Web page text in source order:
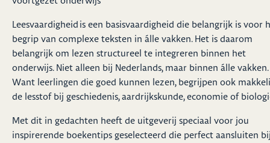
Leesvaardigheid is een basisvaardigheid die belangrijk is voor
begrip van complexe teksten in álle vakken. Het is daarom
belangrijk om lezen structureel te integreren binnen het
onderwijs. Niet alleen bij Nederlands, maar binnen álle vakken.
Want leerlingen die goed kunnen lezen, begrijpen ook
de lesstof bij geschiedenis, aardrijkskunde, economie of
Met dit in gedachten heeft de uitgeverij speciaal voor jou
inspirerende boekentips geselecteerd die perfect aansluiten